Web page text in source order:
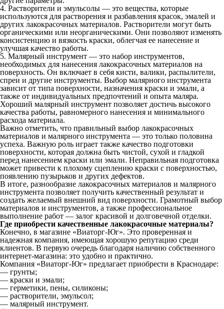
4. Растворители и эмульсолы — это вещества, которые
используются для растворения и разбавления красок, эмалей и
других лакокрасочных материалов. Растворители могут быть
органическими или неорганическими. Они позволяют изменять
консистенцию и вязкость краски, облегчая ее нанесение и
улучшая качество работы.
5. Малярный инструмент — это набор инструментов,
необходимых для нанесения лакокрасочных материалов на
поверхность. Он включает в себя кисти, валики, распылители,
спреи и другие инструменты. Выбор малярного инструмента
зависит от типа поверхности, назначения краски и эмали, а
также от индивидуальных предпочтений и опыта маляра.
Хороший малярный инструмент позволяет достичь высокого
качества работы, равномерного нанесения и минимального
расхода материала.
Важно отметить, что правильный выбор лакокрасочных
материалов и малярного инструмента — это только половина
успеха. Важную роль играет также качество подготовки
поверхности, которая должна быть чистой, сухой и гладкой
перед нанесением краски или эмали. Неправильная подготовка
может привести к плохому сцеплению краски с поверхностью,
появлению пузырьков и других дефектов.
В итоге, разнообразие лакокрасочных материалов и малярного
инструмента позволяет получить качественный результат и
создать желаемый внешний вид поверхности. Грамотный выбор
материалов и инструментов, а также профессиональное
выполнение работ — залог красивой и долговечной отделки.
Где приобрести качественные лакокрасочные материалы?
Конечно, в магазине «Виаторг-Юг». Это проверенная и
надежная компания, имеющая хорошую репутацию среди
клиентов. В первую очередь благодаря наличию собственного
интернет-магазина: это удобно и практично.
Компания «Виаторг-Юг» предлагает приобрести в Краснодаре:
— грунты;
— краски и эмали;
— герметики, пены, силиконы;
— растворители, эмульсол;
— малярный инструмент.